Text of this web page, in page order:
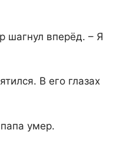
шагнул вперёд. – Я
В его глазах
умер.